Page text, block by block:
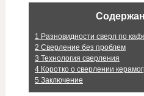
1 Разновидности сверл по
2 Сверление без проблем
3 Технология сверления
4Коротко о сверлении
5 Заключение